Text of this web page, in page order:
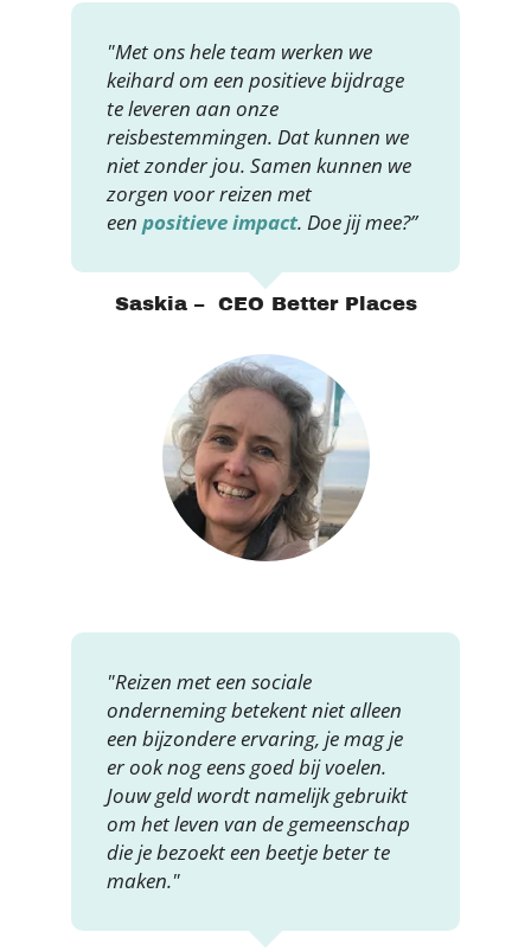
"Met ons hele team werken we
keihard om een positieve bijdrage
te leveren aan onze
reisbestemmingen. Dat kunnen we
niet zonder jou. Samen kunnen we
zorgen voor reizen met
een positieve impact. Doe jij mee?”
Saskia – CEO Better Places
"Reizen met een sociale
onderneming betekent niet alleen
een bijzondere ervaring, je mag je
er ook nog eens goed bij voelen.
Jouw geld wordt namelijk gebruikt
om het leven van de gemeenschap
die je bezoekt een beetje beter te
maken."